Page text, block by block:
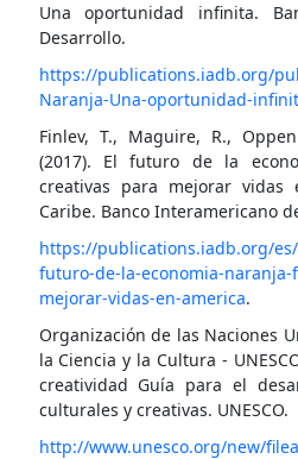
Una oportunidad infinita.
Desarrollo.
https://publications.iadb.org/
Naranja-Una-oportunidad-
Finlev, T., Maguire, R.,
(2017). El futuro de la
creativas para mejorar
Caribe. Banco Interamericano
https://publications.iadb.org/
futuro-de-la-economia-
mejorar-vidas-en-america.
Organización de las Naciones
la Ciencia y la Cultura -
creatividad Guía para el
culturales y creativas. UNESCO.
http://www.unesco.org/new/